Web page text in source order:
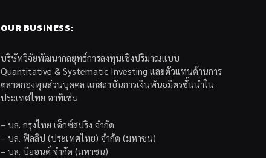
OUR BUSINESS:
บริษัทวิจัยพัฒนากลยุทธ์การลงทุนเชิงปริมาณแบบ
Quantitative & Systematic Investing และตัวแทนด้านการ
ตลาดกองทุนส่วนบุคคล แก่สถาบันการเงินพันธมิตรชั้นนำใน
ประเทศไทย อาทิเช่น
– บล. กรุงไทย เอ็กซ์สปริง จำกัด
– บล. ฟิลลิป (ประเทศไทย) จำกัด (มหาชน)
– บล. บียอนด์ จำกัด (มหาชน)